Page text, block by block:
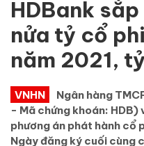
HDBank
nửa tỷ cổ
năm 2021,
VNHN
Ngân hàng
- Mã chứng khoán:
phương án phát hành cổ
Ngày đăng ký cuối cùng